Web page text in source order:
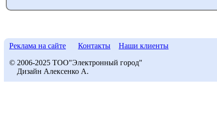
Реклама на сайте Контакты Наши клиенты
© 2006-2025 ТОО"Электронный город"
Дизайн Алексенко А.